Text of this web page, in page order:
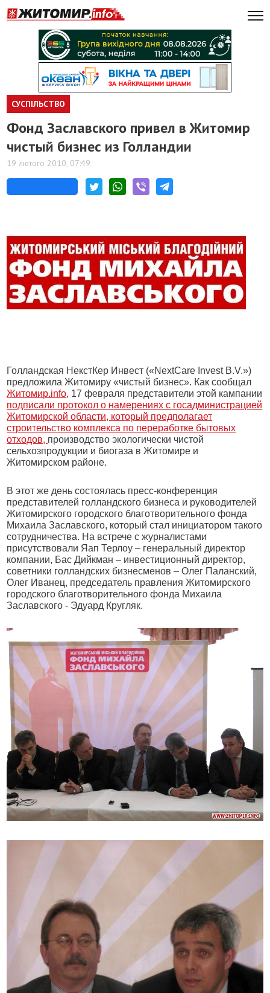
СУСПІЛЬСТВО
Фонд Заславского привел в Житомир
чистый бизнес из Голландии
19 лютого 2010, 07:49
Голландская НекстКер Инвест («NextCare Invest B.V.»)
предложила Житомиру «чистый бизнес». Как сообщал
Житомир.info, 17 февраля представители этой кампании
подписали протокол о намерениях с госадминистрацией
Житомирской области, который предполагает
строительство комплекса по переработке бытовых
отходов, производство экологически чистой
сельхозпродукции и биогаза в Житомире и
Житомирском районе.
В этот же день состоялась пресс-конференция
представителей голландского бизнеса и руководителей
Житомирского городского благотворительного фонда
Михаила Заславского, который стал инициатором такого
сотрудничества. На встрече с журналистами
присутствовали Яап Терлоу – генеральный директор
компании, Бас Дийкман – инвестиционный директор,
советники голландских бизнесменов – Олег Паланский,
Олег Иванец, председатель правления Житомирского
городского благотворительного фонда Михаила
Заславского - Эдуард Кругляк.